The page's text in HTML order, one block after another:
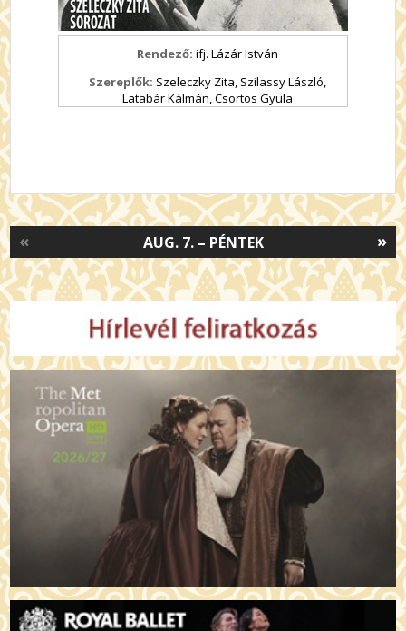
Rendező: ifj. Lázár István
Szereplők: Szeleczky Zita, Szilassy László,
Latabár Kálmán, Csortos Gyula
»
AUG. 7. – PÉNTEK
«